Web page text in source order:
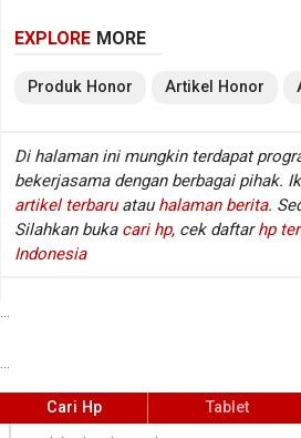
kamera utama 50MP dengan
Fitur tersebut dapat membantu
objek atau meningkatkan
skenario tertentu. Meski begitu,
dengan refresh rate 90Hz.
adanya Dynamic Dimming untuk
EXPLORE MORE
Produk Honor Artikel Honor
Di halaman ini mungkin terdapat
bekerjasama dengan berbagai pihak.
artikel terbaru atau halaman berita.
Silahkan buka cari hp, cek daftar hp
Indonesia
Cari Hp Tablet